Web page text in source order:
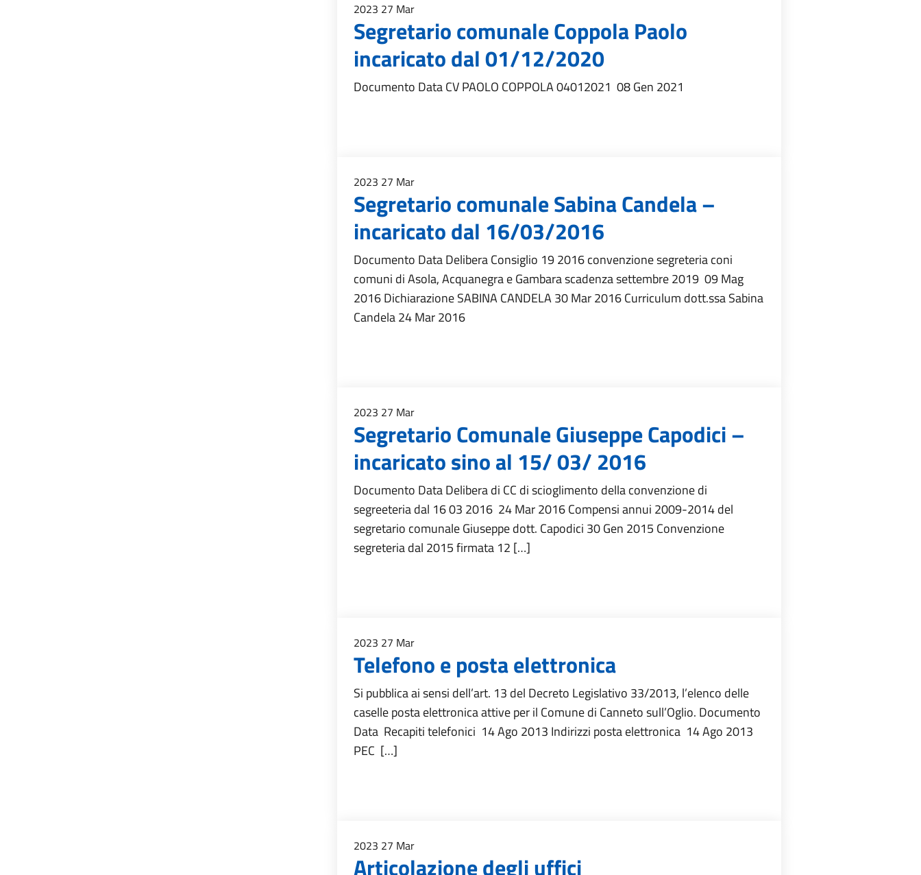
2023 27 Mar
Segretario comunale Coppola Paolo
incaricato dal 01/12/2020
Documento Data CV PAOLO COPPOLA 04012021 08 Gen 2021
2023 27 Mar
Segretario comunale Sabina Candela –
incaricato dal 16/03/2016
Documento Data Delibera Consiglio 19 2016 convenzione segreteria coni
comuni di Asola, Acquanegra e Gambara scadenza settembre 2019 09 Mag
2016 Dichiarazione SABINA CANDELA 30 Mar 2016 Curriculum dott.ssa Sabina
Candela 24 Mar 2016
2023 27 Mar
Segretario Comunale Giuseppe Capodici –
incaricato sino al 15/ 03/ 2016
Documento Data Delibera di CC di scioglimento della convenzione di
segreeteria dal 16 03 2016 24 Mar 2016 Compensi annui 2009-2014 del
segretario comunale Giuseppe dott. Capodici 30 Gen 2015 Convenzione
segreteria dal 2015 firmata 12 […]
2023 27 Mar
Telefono e posta elettronica
Si pubblica ai sensi dell’art. 13 del Decreto Legislativo 33/2013, l’elenco delle
caselle posta elettronica attive per il Comune di Canneto sull’Oglio. Documento
Data Recapiti telefonici 14 Ago 2013 Indirizzi posta elettronica 14 Ago 2013
PEC […]
2023 27 Mar
Articolazione degli uffici